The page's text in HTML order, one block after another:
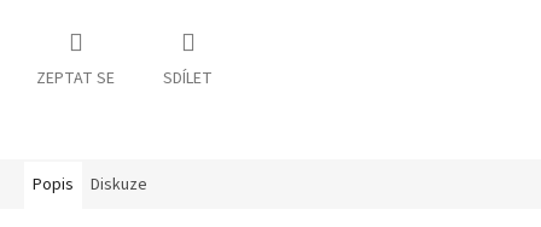
ZEPTAT SE SDÍLET
Popis Diskuze